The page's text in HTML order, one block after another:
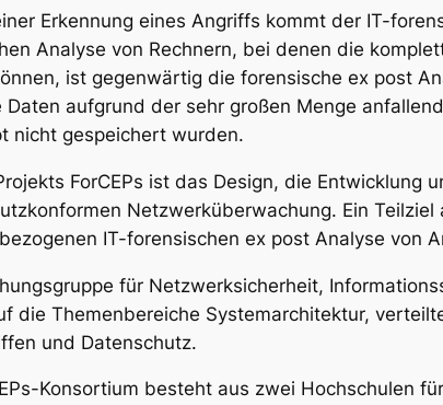
Erkennung eines Angriffs kommt der IT-
Analyse von Rechnern, bei denen die
ist gegenwärtig die forensische ex post
Daten aufgrund der sehr großen Menge
nicht gespeichert wurden.
ForCEPs ist das Design, die
Netzwerküberwachung. Ein
IT-forensischen ex post Analyse von
für Netzwerksicherheit,
die Themenbereiche Systemarchitektur,
und Datenschutz.
Konsortium besteht aus zwei Hochschulen